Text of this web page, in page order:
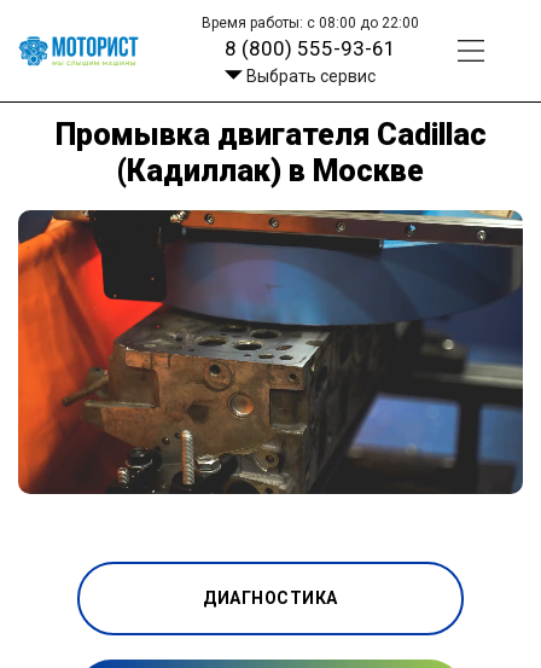
Время работы: с 08:00 до 22:00
8 (800) 555-93-61
Выбрать сервис
Промывка двигателя Cadillac
(Кадиллак) в Москве
ДИАГНОСТИКА